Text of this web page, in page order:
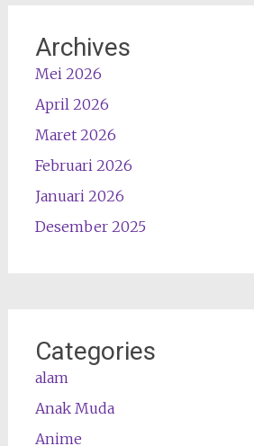
Archives
Mei 2026
April 2026
Maret 2026
Februari 2026
Januari 2026
Desember 2025
Categories
alam
Anak Muda
Anime